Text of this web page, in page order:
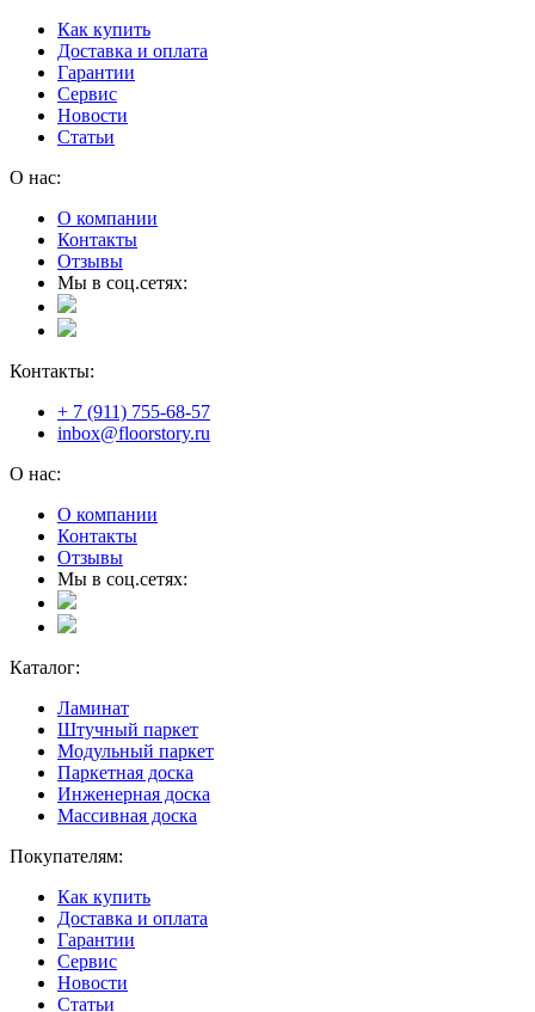
Как купить
Доставка и оплата
Гарантии
Сервис
Новости
Статьи
О нас:
О компании
Контакты
Отзывы
Мы в соц.сетях:
Контакты:
+ 7 (911) 755-68-57
inbox@floorstory.ru
О нас:
О компании
Контакты
Отзывы
Мы в соц.сетях:
Каталог:
Ламинат
Штучный паркет
Модульный паркет
Паркетная доска
Инженерная доска
Массивная доска
Покупателям:
Как купить
Доставка и оплата
Гарантии
Сервис
Новости
Статьи